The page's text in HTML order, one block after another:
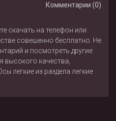
Комментарии (0)
скачать на телефон или
совешенно бесплатно. Не
и посмотреть другие
качества,
легкие из раздела легкие